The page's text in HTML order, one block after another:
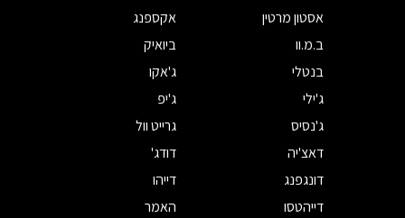
אסטון מרטין
אקספנג
ב.מ.וו
ביואיק
בנטלי
ג'אקו
ג'ילי
ג'יפ
ג'נסיס
גרייט וול
דאצ'יה
דודג'
דונגפנג
דייהו
דייהטסו
האמר